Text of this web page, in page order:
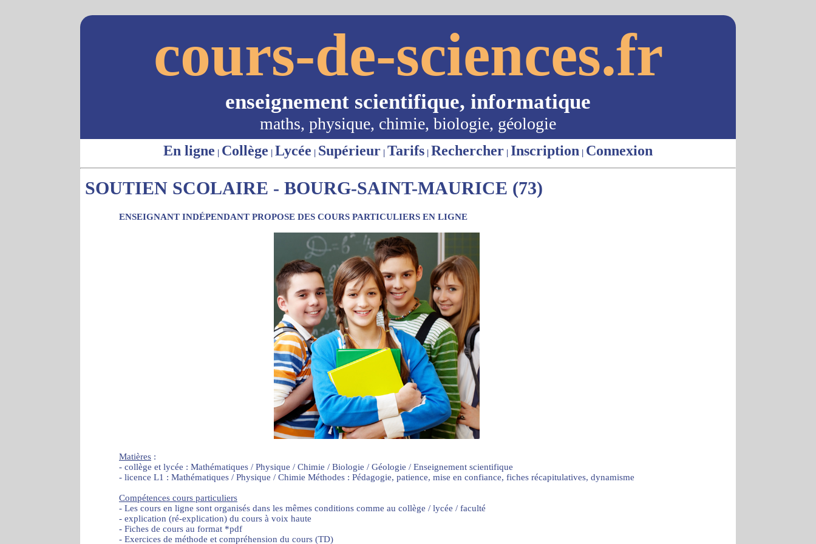
cours-de-sciences.fr
enseignement scientifique, informatique
maths, physique, chimie, biologie, géologie
En ligne | Collège | Lycée | Supérieur | Tarifs | Rechercher | Inscription | Connexion
SOUTIEN SCOLAIRE - BOURG-SAINT-MAURICE (73)
ENSEIGNANT INDÉPENDANT PROPOSE DES COURS PARTICULIERS EN LIGNE
Matières :
- collège et lycée : Mathématiques / Physique / Chimie / Biologie / Géologie / Enseignement scientifique
- licence L1 : Mathématiques / Physique / Chimie Méthodes : Pédagogie, patience, mise en confiance, fiches récapitulatives, dynamisme
Compétences cours particuliers
- Les cours en ligne sont organisés dans les mêmes conditions comme au collège / lycée / faculté
- explication (ré-explication) du cours à voix haute
- Fiches de cours au format *pdf
- Exercices de méthode et compréhension du cours (TD)